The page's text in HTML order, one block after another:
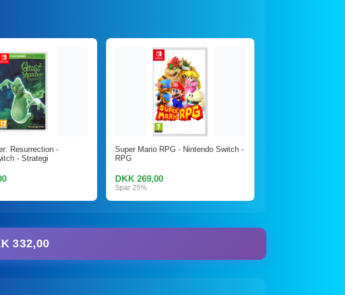
Resurrection -
- Strategi
Super Mario RPG - Nintendo Switch -
RPG
DKK 269,00
Spar 25%
332,00